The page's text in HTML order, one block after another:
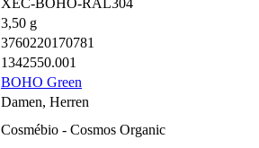
3,50 g
3760220170781
1342550.001
BOHO Green
Damen, Herren
Cosmébio - Cosmos Organic